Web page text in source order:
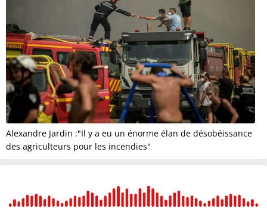
Alexandre Jardin :"Il y a eu un énorme élan de désobéissance
des agriculteurs pour les incendies"